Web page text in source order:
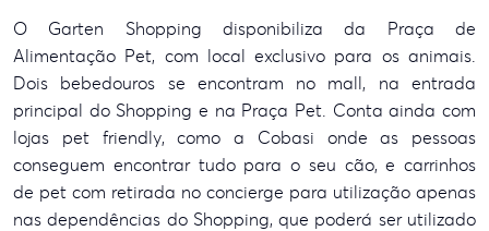
O Garten Shopping disponibiliza da Praça de
Alimentação Pet, com local exclusivo para os animais.
Dois bebedouros se encontram no mall, na entrada
principal do Shopping e na Praça Pet. Conta ainda com
lojas pet friendly, como a Cobasi onde as pessoas
conseguem encontrar tudo para o seu cão, e carrinhos
de pet com retirada no concierge para utilização apenas
nas dependências do Shopping, que poderá ser utilizado